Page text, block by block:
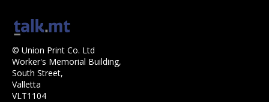
© Union Print Co. Ltd
Worker's Memorial Building,
South Street,
Valletta
VLT1104